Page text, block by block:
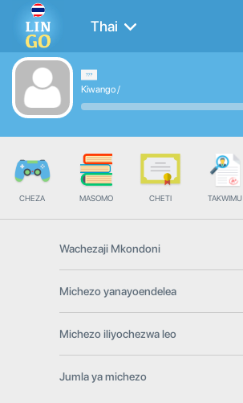
Thai
Kiwango/
CHEZA MASOMO CHETI TAKWIMU
Wachezaji Mkondoni
Michezo yanayoendelea
Michezo iliyochezwa leo
Jumla ya michezo